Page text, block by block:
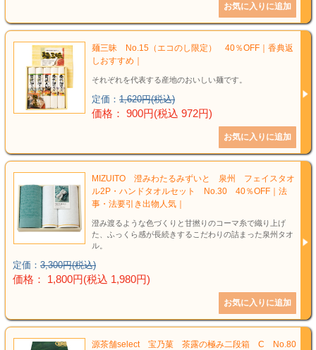
麺三昧 No.15（エコのし限定） 40％OFF｜香典返
しおすすめ｜
それぞれを代表する産地のおいしい麺です。
定価： 1,620円(税込)
価格： 900円(税込 972円)
MIZUITO 澄みわたるみずいと 泉州 フェイスタオ
ル2P・ハンドタオルセット No.30 40％OFF｜法
事・法要引き出物人気｜
澄み渡るような色づくりと甘撚りのコーマ糸で織り上げ
た、ふっくら感が長続きするこだわりの詰まった泉州タオ
ル。
定価： 3,300円(税込)
価格： 1,800円(税込 1,980円)
源茶舗select 宝乃菓 茶露の極み二段箱 C No.80